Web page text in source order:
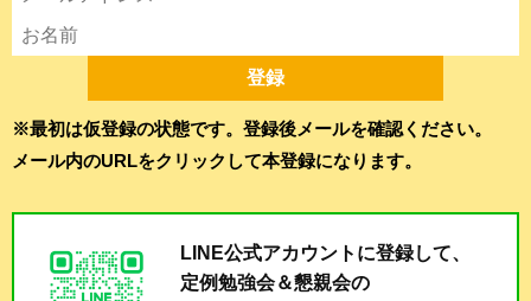
※最初は仮登録の状態です。登録後メールを確認ください。
メール内のURLをクリックして本登録になります。
LINE公式アカウントに登録して、
定例勉強会＆懇親会の